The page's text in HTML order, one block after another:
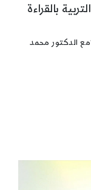
بالقراءة
الدكتور محمد